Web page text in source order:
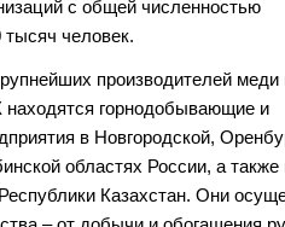
с общей численностью
человек.
производителей меди
горнодобывающие и
в Новгородской,
областях России, а также
Казахстан. Они